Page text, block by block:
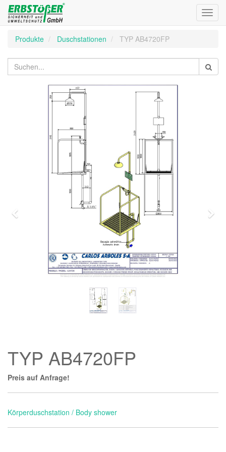
Produkte
Duschstationen TYP AB4720FP
TYP AB4720FP
Preis auf Anfrage!
Körperduschstation / Body shower